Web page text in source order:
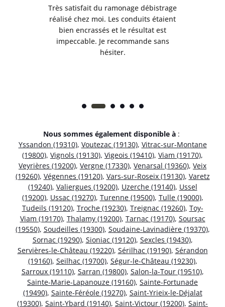
Très satisfait du ramonage débistrage
réalisé chez moi. Les conduits étaient
bien encrassés et le résultat est
impeccable. Je recommande sans
hésiter.
Nous sommes également disponible à :
Yssandon (19310), Voutezac (19130), Vitrac-sur-Montane
(19800), Vignols (19130), Vigeois (19410), Viam (19170),
Veyrières (19200), Vergne (17330), Venarsal (19360), Veix
(19260), Végennes (19120), Vars-sur-Roseix (19130), Varetz
(19240), Valiergues (19200), Uzerche (19140), Ussel
(19200), Ussac (19270), Turenne (19500), Tulle (19000),
Tudeils (19120), Troche (19230), Treignac (19260), Toy-
Viam (19170), Thalamy (19200), Tarnac (19170), Soursac
(19550), Soudeilles (19300), Soudaine-Lavinadière (19370),
Sornac (19290), Sioniac (19120), Sexcles (19430),
Servières-le-Château (19220), Sérilhac (19190), Sérandon
(19160), Seilhac (19700), Ségur-le-Château (19230),
Sarroux (19110), Sarran (19800), Salon-la-Tour (19510),
Sainte-Marie-Lapanouze (19160), Sainte-Fortunade
(19490), Sainte-Féréole (19270), Saint-Yrieix-le-Déjalat
(19300), Saint-Ybard (19140), Saint-Victour (19200), Saint-